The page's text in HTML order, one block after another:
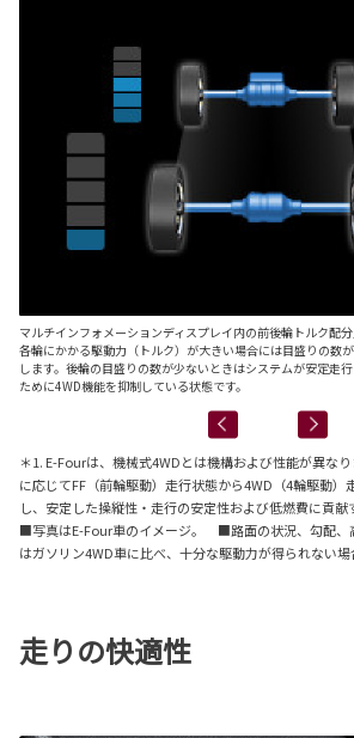
マルチインフォメーションディスプレイ内の前後輪トルク配
各輪にかかる駆動力（トルク）が大きい場合には目盛りの数
します。後輪の目盛りの数が少ないときはシステムが安定走
ために4WD機能を抑制している状態です。
＊1. E-Fourは、機械式4WDとは機構および性能が異な
に応じてFF（前輪駆動）走行状態から4WD（4輪駆動）
し、安定した操縦性・走行の安定性および低燃費に貢献
■写真はE-Four車のイメージ。 ■路面の状況、勾配、
はガソリン4WD車に比べ、十分な駆動力が得られない場
走りの快適性